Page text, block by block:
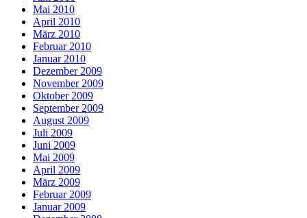
Mai 2010
April 2010
März 2010
Februar 2010
Januar 2010
Dezember 2009
November 2009
Oktober 2009
September 2009
August 2009
Juli 2009
Juni 2009
Mai 2009
April 2009
März 2009
Februar 2009
Januar 2009